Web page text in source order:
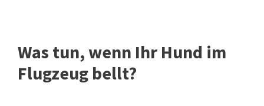
Was tun, wenn Ihr Hund im
Flugzeug bellt?